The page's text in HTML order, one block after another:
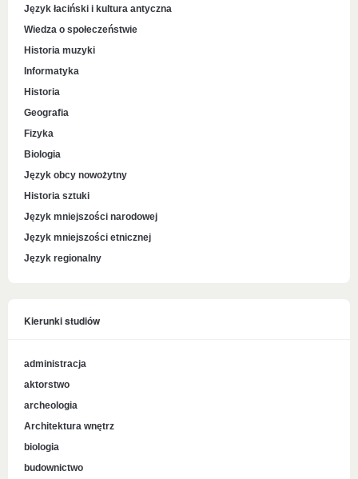
Język łaciński i kultura antyczna
Wiedza o społeczeństwie
Historia muzyki
Informatyka
Historia
Geografia
Fizyka
Biologia
Język obcy nowożytny
Historia sztuki
Język mniejszości narodowej
Język mniejszości etnicznej
Język regionalny
Kierunki studiów
administracja
aktorstwo
archeologia
Architektura wnętrz
biologia
budownictwo